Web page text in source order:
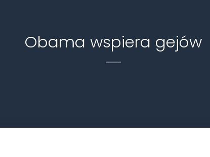
Obama wspiera gejów